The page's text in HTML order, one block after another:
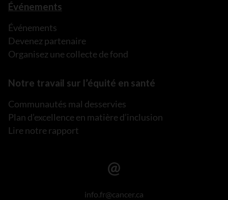
Événements
Événements
Devenez partenaire
Organisez une collecte de fond
Notre travail sur l’équité en santé
Communautés mal desservies
Plan d’excellence en matière d’inclusion
Lire notre rapport
info.fr@cancer.ca